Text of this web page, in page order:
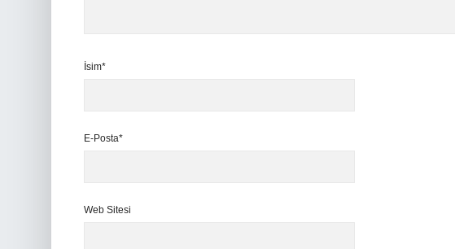
İsim*
E-Posta*
Web Sitesi